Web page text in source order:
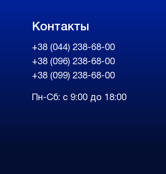
Контакты
+38 (044) 238-68-00
+38 (096) 238-68-00
+38 (099) 238-68-00
Пн-Сб: с 9:00 до 18:00